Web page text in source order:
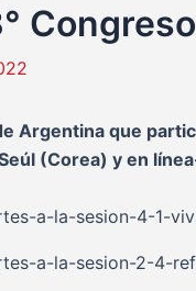
Argentina que
(Corea) y en
a-la-sesion-4-1-
a-la-sesion-2-4-